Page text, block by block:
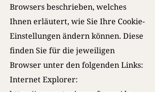
Browsers beschrieben, welches
Ihnen erläutert, wie Sie Ihre Cookie-
Einstellungen ändern können. Diese
finden Sie für die jeweiligen
Browser unter den folgenden Links:
Internet Explorer: